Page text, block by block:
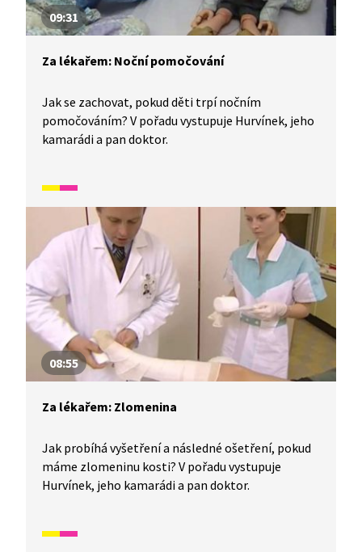
09:31
Za lékařem: Noční pomočování
Jak se zachovat, pokud děti trpí nočním
pomočováním? V pořadu vystupuje Hurvínek, jeho
kamarádi a pan doktor.
08:55
Za lékařem: Zlomenina
Jak probíhá vyšetření a následné ošetření, pokud
máme zlomeninu kosti? V pořadu vystupuje
Hurvínek, jeho kamarádi a pan doktor.